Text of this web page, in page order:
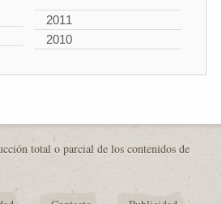
2011
2010
total o parcial de los contenidos de